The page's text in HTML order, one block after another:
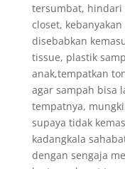
tersumbat, hindari
closet,
disebabkan
tissue, plastik
anak,tempatkan
agar sampah bisa
tempatnya,
supaya tidak
kadangkala
dengan sengaja